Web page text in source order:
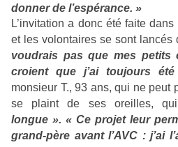
donner de l’espérance. »
L’invitation a donc été faite
et les volontaires se sont lancés
voudrais pas que mes petits
croient que j’ai toujours
monsieur T., 93 ans, qui ne peut
se plaint de ses oreilles,
longue ». « Ce projet leur
grand-père avant l’AVC : j’ai